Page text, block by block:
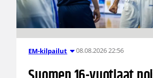
EM-kilpailut 08.08.2026 22:56